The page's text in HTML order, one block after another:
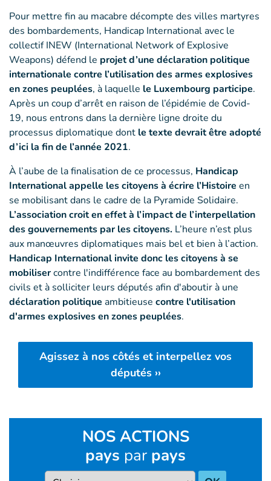
Pour mettre fin au macabre décompte des villes martyres
des bombardements, Handicap International avec le
collectif INEW (International Network of Explosive
Weapons) défend le projet d’une déclaration politique
internationale contre l’utilisation des armes explosives
en zones peuplées, à laquelle le Luxembourg participe.
Après un coup d’arrêt en raison de l’épidémie de Covid-
19, nous entrons dans la dernière ligne droite du
processus diplomatique dont le texte devrait être adopté
d’ici la fin de l’année 2021.
À l’aube de la finalisation de ce processus, Handicap
International appelle les citoyens à écrire l’Histoire en
se mobilisant dans le cadre de la Pyramide Solidaire.
L’association croit en effet à l’impact de l’interpellation
des gouvernements par les citoyens. L’heure n’est plus
aux manœuvres diplomatiques mais bel et bien à l’action.
Handicap International invite donc les citoyens à se
mobilisercontre l'indifférence face au bombardement des
civils et à solliciter leurs députés afin d'aboutir à une
déclaration politique ambitieuse contre l'utilisation
d'armes explosives en zones peuplées.
Agissez à nos côtés et interpellez vos
députés ››
NOS ACTIONS
pays par pays
Pays